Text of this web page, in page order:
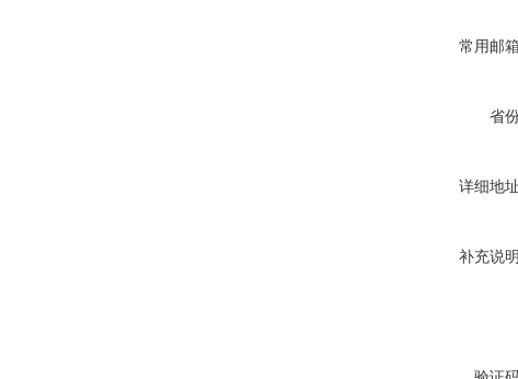
常用邮箱
省
详细地址
补充说明